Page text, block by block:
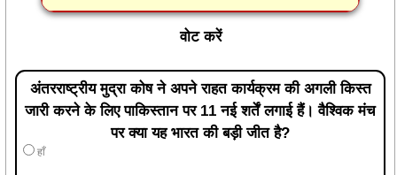
वोट करें
अंतरराष्ट्रीय मुद्रा कोष ने अपने राहत कार्यक्रम की अगली किस्त
जारी करने के लिए पाकिस्तान पर 11 नई शर्तें लगाई हैं। वैश्विक मंच
पर क्या यह भारत की बड़ी जीत है?
हाँ